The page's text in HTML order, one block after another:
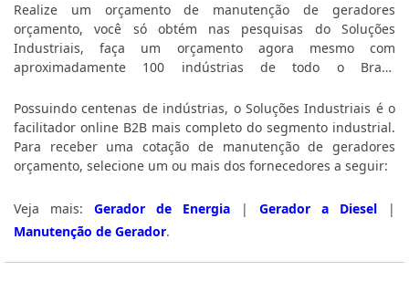
Realize um orçamento de manutenção de geradores
orçamento, você só obtém nas pesquisas do Soluções
Industriais, faça um orçamento agora mesmo com
aproximadamente 100 indústrias de todo o Brasil
Possuindo centenas de indústrias, o Soluções Industriais é o
facilitador online B2B mais completo do segmento industrial.
Para receber uma cotação de manutenção de geradores
orçamento, selecione um ou mais dos fornecedores a seguir:
Veja mais: Gerador de Energia | Gerador a Diesel |
Manutenção de Gerador.